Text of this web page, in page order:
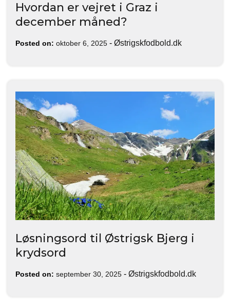
Hvordan er vejret i Graz i
december måned?
Posted on: oktober 6, 2025 - Østrigskfodbold.dk
Løsningsord til Østrigsk Bjerg i
krydsord
Posted on: september 30, 2025 - Østrigskfodbold.dk